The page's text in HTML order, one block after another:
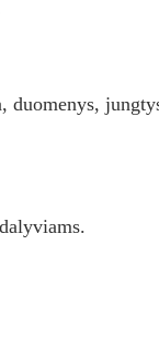
duomenys,